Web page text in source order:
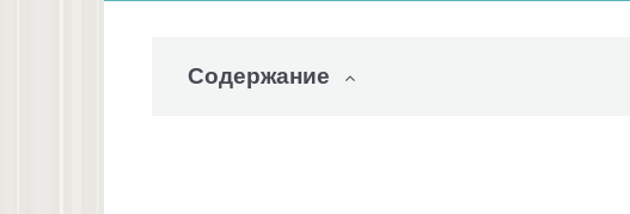
Содержание